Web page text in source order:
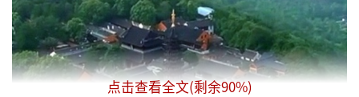
点击查看全文(剩余90%)